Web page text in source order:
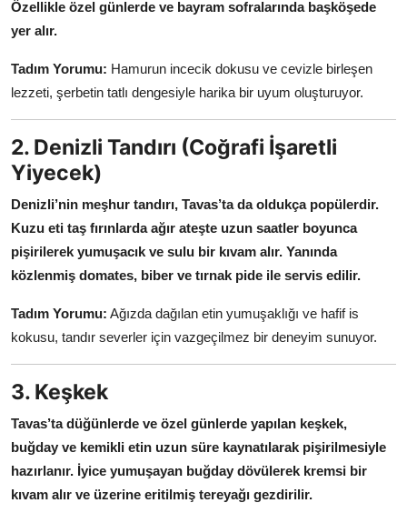
Özellikle özel günlerde ve bayram sofralarında başköşede
yer alır.
Tadım Yorumu: Hamurun incecik dokusu ve cevizle birleşen
lezzeti, şerbetin tatlı dengesiyle harika bir uyum oluşturuyor.
2. Denizli Tandırı (Coğrafi İşaretli
Yiyecek)
Denizli’nin meşhur tandırı, Tavas’ta da oldukça popülerdir.
Kuzu eti taş fırınlarda ağır ateşte uzun saatler boyunca
pişirilerek yumuşacık ve sulu bir kıvam alır. Yanında
közlenmiş domates, biber ve tırnak pide ile servis edilir.
Tadım Yorumu: Ağızda dağılan etin yumuşaklığı ve hafif is
kokusu, tandır severler için vazgeçilmez bir deneyim sunuyor.
3. Keşkek
Tavas’ta düğünlerde ve özel günlerde yapılan keşkek,
buğday ve kemikli etin uzun süre kaynatılarak pişirilmesiyle
hazırlanır. İyice yumuşayan buğday dövülerek kremsi bir
kıvam alır ve üzerine eritilmiş tereyağı gezdirilir.